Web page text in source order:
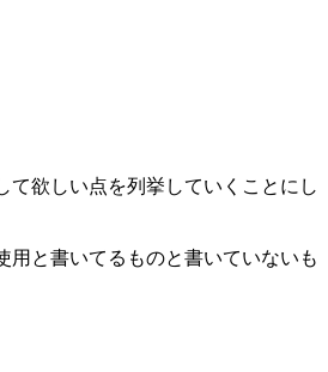
欲しい点を列挙していくことにし
用と書いてるものと書いていないも